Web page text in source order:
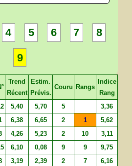
4 5 6 7 8
9
Trend
Récent
Estim.
Prévis.
Couru Rangs
Indice
Rang
5,40 5,70 5 3,36
6,38 6,65 2 1 5,62
4,26 5,23 2 10 3,11
6,10 0,08 9 9 9,75
3,19 2,39 2 7 6,16